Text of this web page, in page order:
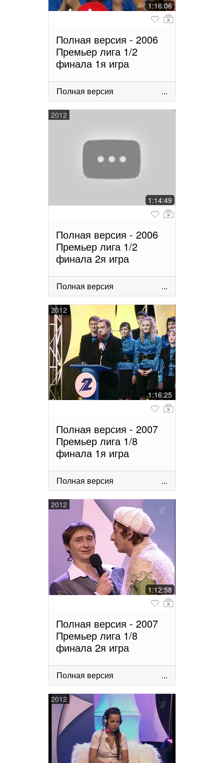
1:16:06
Полная версия - 2006
Премьер лига 1/2
финала 1я игра
Полная версия ...
2012
1:14:49
Полная версия - 2006
Премьер лига 1/2
финала 2я игра
Полная версия ...
2012
1:16:25
Полная версия - 2007
Премьер лига 1/8
финала 1я игра
Полная версия ...
2012
1:12:58
Полная версия - 2007
Премьер лига 1/8
финала 2я игра
Полная версия ...
2012